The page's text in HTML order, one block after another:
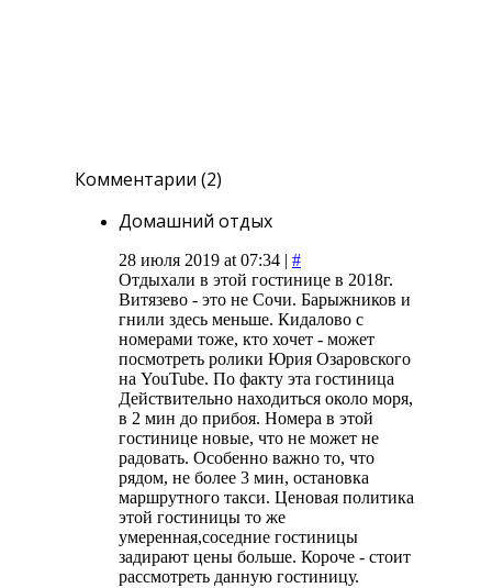
Комментарии (2)
Домашний отдых
28 июля 2019 at 07:34 | #
Отдыхали в этой гостинице в 2018г.
Витязево - это не Сочи. Барыжников и
гнили здесь меньше. Кидалово с
номерами тоже, кто хочет - может
посмотреть ролики Юрия Озаровского
на YouTube. По факту эта гостиница
Действительно находиться около моря,
в 2 мин до прибоя. Номера в этой
гостинице новые, что не может не
радовать. Особенно важно то, что
рядом, не более 3 мин, остановка
маршрутного такси. Ценовая политика
этой гостиницы то же
умеренная,соседние гостиницы
задирают цены больше. Короче - стоит
рассмотреть данную гостиницу.